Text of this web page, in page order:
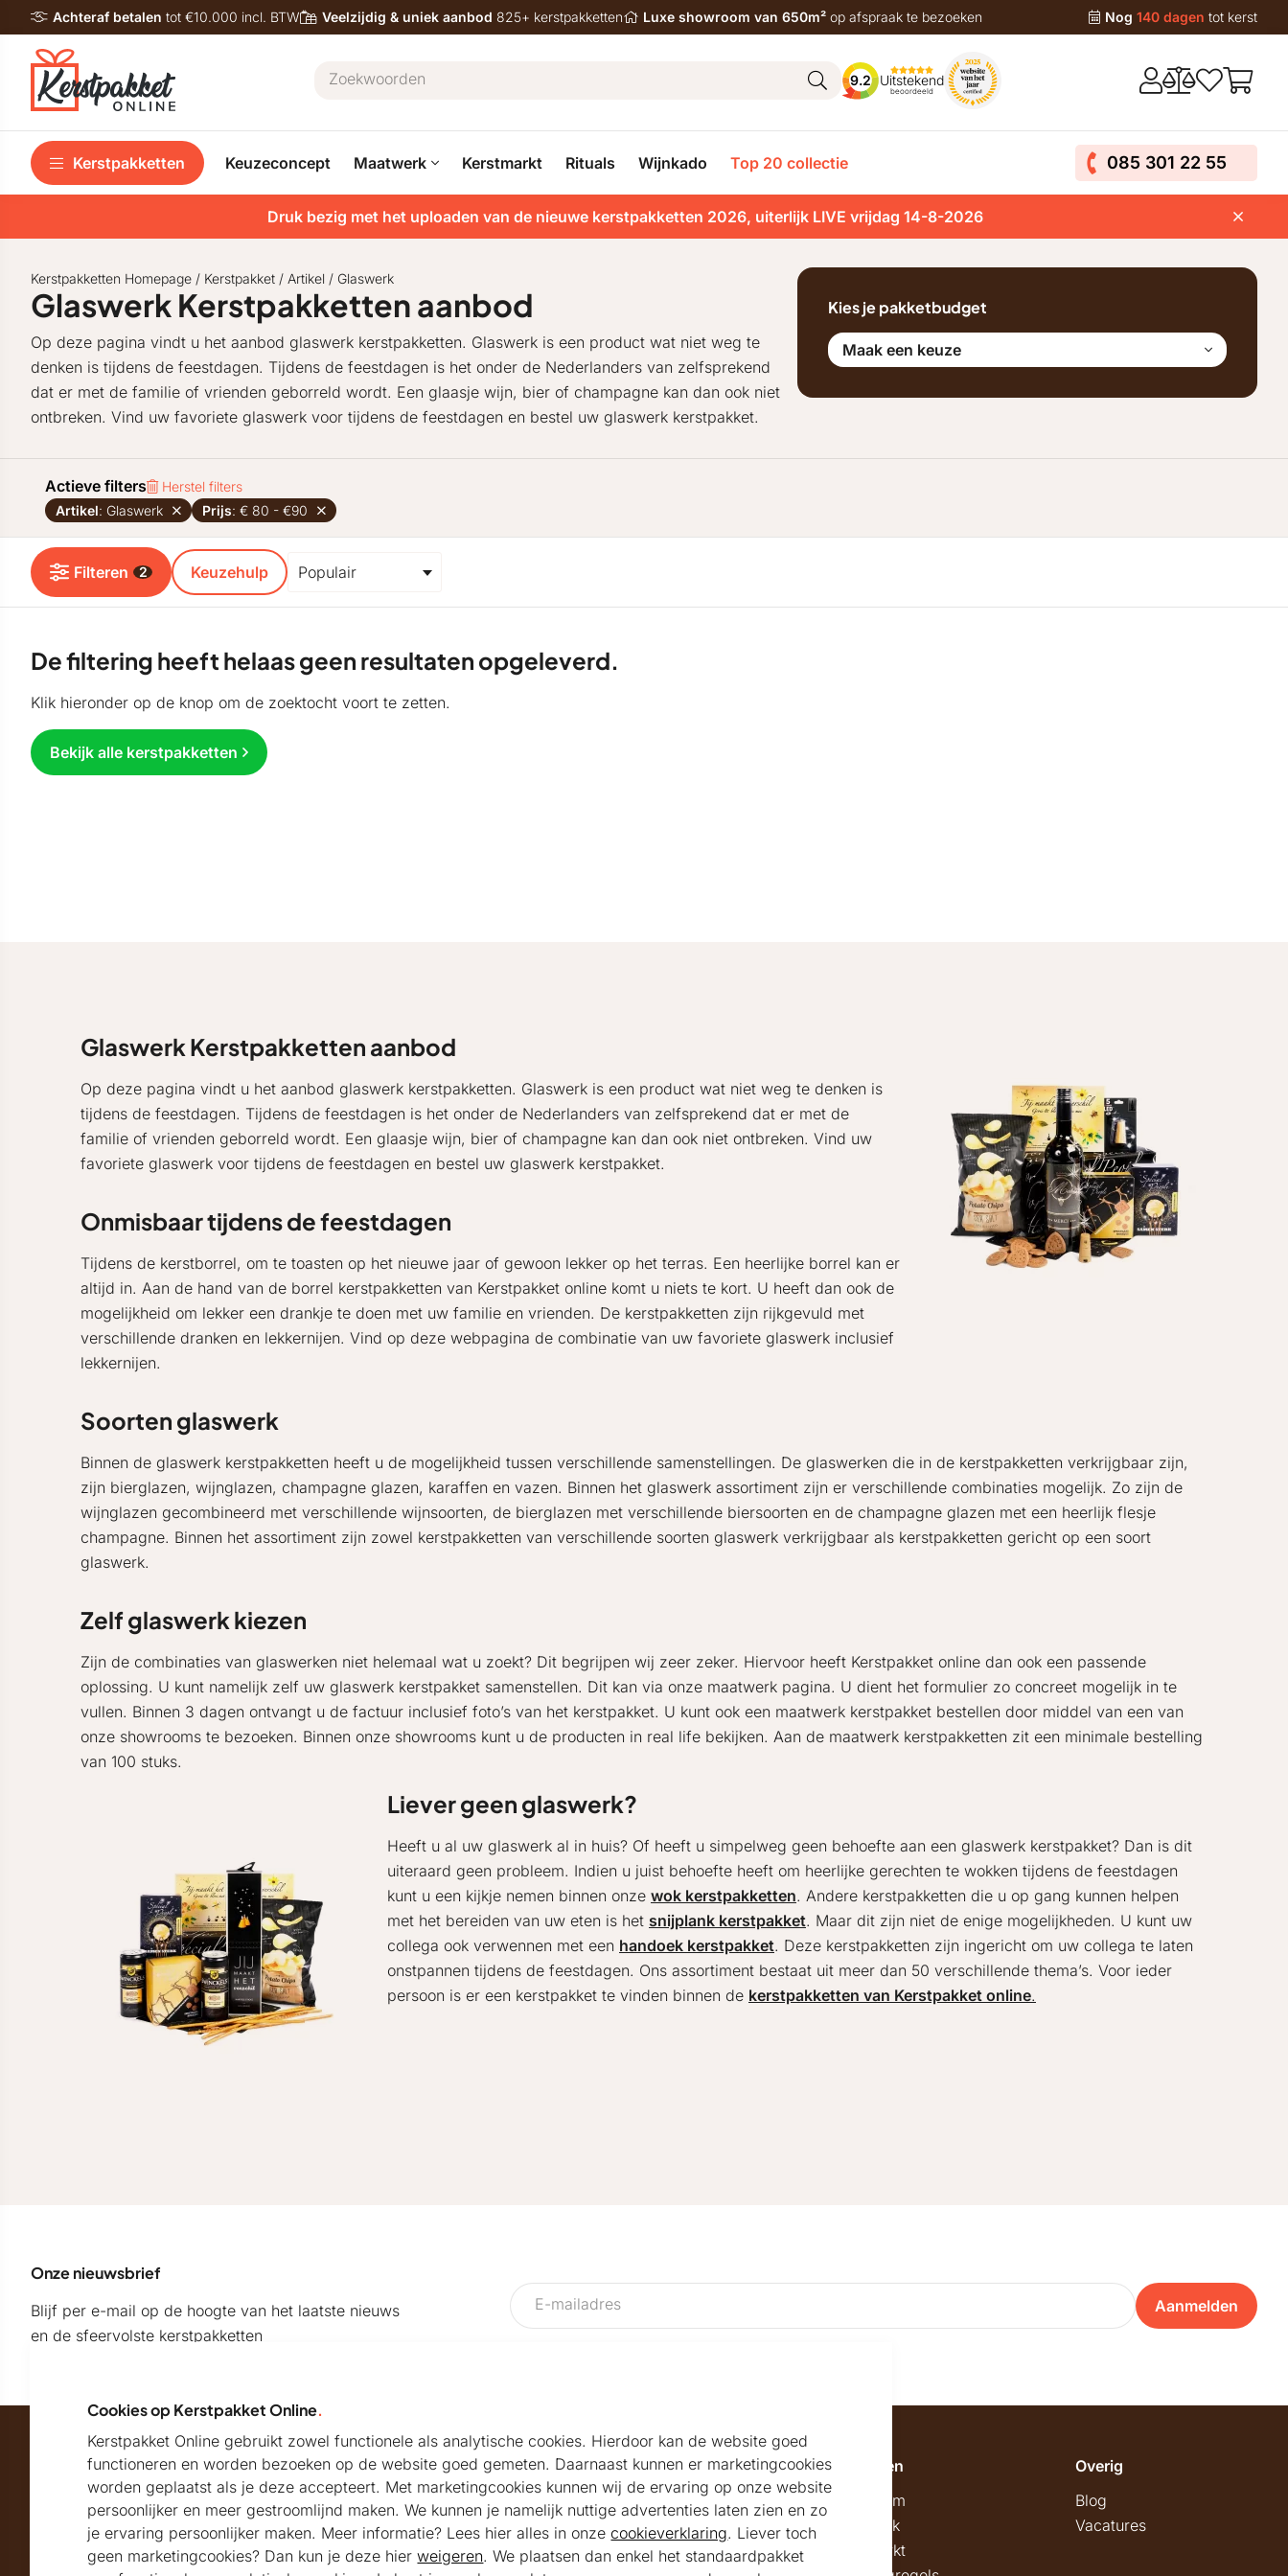
Achteraf betalen tot €10.000 incl. BTW Veelzijdig & uniek aanbod 825+ kerstpakketten Luxe showroom van 650m² op afspraak te bezoeken Nog 140 dagen tot kerst
9.2 Uitstekend
beoordeeld
Kerstpakketten Keuzeconcept Maatwerk Kerstmarkt Rituals Wijnkado Top 20 collectie 085 301 22 55
Druk bezig met het uploaden van de nieuwe kerstpakketten 2026, uiterlijk LIVE vrijdag 14-8-2026
Kerstpakketten Homepage / Kerstpakket / Artikel / Glaswerk
Glaswerk Kerstpakketten aanbod
Op deze pagina vindt u het aanbod glaswerk kerstpakketten. Glaswerk is een product wat niet weg te
denken is tijdens de feestdagen. Tijdens de feestdagen is het onder de Nederlanders van zelfsprekend
dat er met de familie of vrienden geborreld wordt. Een glaasje wijn, bier of champagne kan dan ook niet
ontbreken. Vind uw favoriete glaswerk voor tijdens de feestdagen en bestel uw glaswerk kerstpakket.
Kies je pakketbudget
Maak een keuze
Actieve filters
Herstel filters
Artikel: Glaswerk Prijs: € 80 - €90
Filteren 2 Keuzehulp
De filtering heeft helaas geen resultaten opgeleverd.
Klik hieronder op de knop om de zoektocht voort te zetten.
Bekijk alle kerstpakketten
Glaswerk Kerstpakketten aanbod
Op deze pagina vindt u het aanbod glaswerk kerstpakketten. Glaswerk is een product wat niet weg te denken is
tijdens de feestdagen. Tijdens de feestdagen is het onder de Nederlanders van zelfsprekend dat er met de
familie of vrienden geborreld wordt. Een glaasje wijn, bier of champagne kan dan ook niet ontbreken. Vind uw
favoriete glaswerk voor tijdens de feestdagen en bestel uw glaswerk kerstpakket.
Onmisbaar tijdens de feestdagen
Tijdens de kerstborrel, om te toasten op het nieuwe jaar of gewoon lekker op het terras. Een heerlijke borrel kan er
altijd in. Aan de hand van de borrel kerstpakketten van Kerstpakket online komt u niets te kort. U heeft dan ook de
mogelijkheid om lekker een drankje te doen met uw familie en vrienden. De kerstpakketten zijn rijkgevuld met
verschillende dranken en lekkernijen. Vind op deze webpagina de combinatie van uw favoriete glaswerk inclusief
lekkernijen.
Soorten glaswerk
Binnen de glaswerk kerstpakketten heeft u de mogelijkheid tussen verschillende samenstellingen. De glaswerken die in de kerstpakketten verkrijgbaar zijn,
zijn bierglazen, wijnglazen, champagne glazen, karaffen en vazen. Binnen het glaswerk assortiment zijn er verschillende combinaties mogelijk. Zo zijn de
wijnglazen gecombineerd met verschillende wijnsoorten, de bierglazen met verschillende biersoorten en de champagne glazen met een heerlijk flesje
champagne. Binnen het assortiment zijn zowel kerstpakketten van verschillende soorten glaswerk verkrijgbaar als kerstpakketten gericht op een soort
glaswerk.
Zelf glaswerk kiezen
Zijn de combinaties van glaswerken niet helemaal wat u zoekt? Dit begrijpen wij zeer zeker. Hiervoor heeft Kerstpakket online dan ook een passende
oplossing. U kunt namelijk zelf uw glaswerk kerstpakket samenstellen. Dit kan via onze maatwerk pagina. U dient het formulier zo concreet mogelijk in te
vullen. Binnen 3 dagen ontvangt u de factuur inclusief foto’s van het kerstpakket. U kunt ook een maatwerk kerstpakket bestellen door middel van een van
onze showrooms te bezoeken. Binnen onze showrooms kunt u de producten in real life bekijken. Aan de maatwerk kerstpakketten zit een minimale bestelling
van 100 stuks.
Liever geen glaswerk?
Heeft u al uw glaswerk al in huis? Of heeft u simpelweg geen behoefte aan een glaswerk kerstpakket? Dan is dit
uiteraard geen probleem. Indien u juist behoefte heeft om heerlijke gerechten te wokken tijdens de feestdagen
kunt u een kijkje nemen binnen onze wok kerstpakketten. Andere kerstpakketten die u op gang kunnen helpen
met het bereiden van uw eten is het snijplank kerstpakket. Maar dit zijn niet de enige mogelijkheden. U kunt uw
collega ook verwennen met een handoek kerstpakket. Deze kerstpakketten zijn ingericht om uw collega te laten
onstpannen tijdens de feestdagen. Ons assortiment bestaat uit meer dan 50 verschillende thema’s. Voor ieder
persoon is er een kerstpakket te vinden binnen de kerstpakketten van Kerstpakket online.
Onze nieuwsbrief
Blijf per e-mail op de hoogte van het laatste nieuws
en de sfeervolste kerstpakketten
Aanmelden
Maatschappelijk partner van
Beoordeeld met
Uitstekend
beoordeeld
Helpdesk
Veelgestelde vragen
Klantenservice
Bel ons
Algemeen
Showroom
Maatwerk
Kerstmarkt
Overig
Blog
Vacatures
Cookies op Kerstpakket Online.
Kerstpakket Online gebruikt zowel functionele als analytische cookies. Hierdoor kan de website goed
functioneren en worden bezoeken op de website goed gemeten. Daarnaast kunnen er marketingcookies
worden geplaatst als je deze accepteert. Met marketingcookies kunnen wij de ervaring op onze website
persoonlijker en meer gestroomlijnd maken. We kunnen je namelijk nuttige advertenties laten zien en zo
je ervaring persoonlijker maken. Meer informatie? Lees hier alles in onze cookieverklaring. Liever toch
geen marketingcookies? Dan kun je deze hierweigeren. We plaatsen dan enkel het standaardpakket